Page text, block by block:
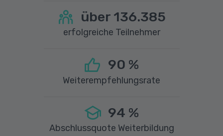
über 136.385
erfolgreiche Teilnehmer
90 %
Weiterempfehlungsrate
94 %
Abschlussquote Weiterbildung